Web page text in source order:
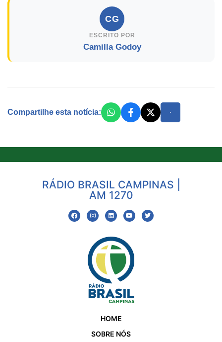
CG
ESCRITO POR
Camilla Godoy
Compartilhe esta notícia:
RÁDIO BRASIL CAMPINAS |
AM 1270
HOME
SOBRE NÓS